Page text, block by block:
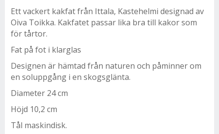
Ett vackert kakfat från Ittala, Kastehelmi designad av
Oiva Toikka. Kakfatet passar lika bra till kakor som
för tårtor.
Fat på fot i klarglas
Designen är hämtad från naturen och påminner om
en soluppgång i en skogsglänta.
Diameter 24 cm
Höjd 10,2 cm
Tål maskindisk.